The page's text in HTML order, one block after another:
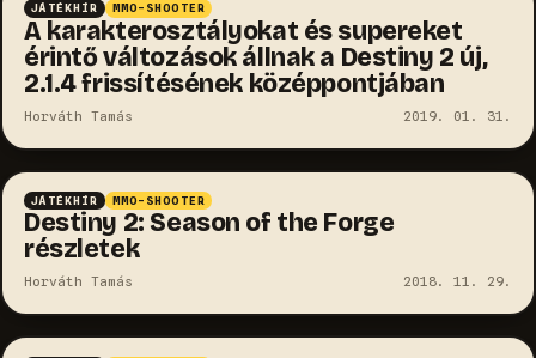
JÁTÉKHÍR MMO-SHOOTER
A karakterosztályokat és supereket
érintő változások állnak a Destiny 2 új,
2.1.4 frissítésének középpontjában
Horváth Tamás 2019. 01. 31.
JÁTÉKHÍR MMO-SHOOTER
Destiny 2: Season of the Forge
részletek
Horváth Tamás 2018. 11. 29.